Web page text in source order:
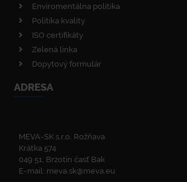
Enviromentálna politika
Politika kvality
ISO certifikáty
Zelená linka
Dopytový formulár
ADRESA
MEVA-SK s.r.o. Rožňava
Krátka 574
049 51, Brzotín časť Bak
E-mail: meva.sk@meva.eu